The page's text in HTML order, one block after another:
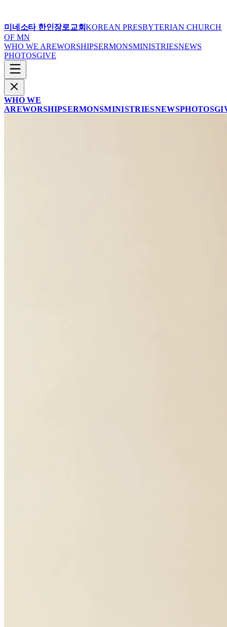
미네소타 한인장로교회KOREAN PRESBYTERIAN CHURCH
OF MN
WHO WE AREWORSHIPSERMONSMINISTRIESNEWS
PHOTOSGIVE
WHO WE
AREWORSHIPSERMONSMINISTRIESNEWSPHOTOS